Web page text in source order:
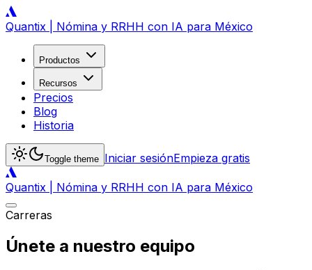
Quantix | Nómina y RRHH con IA para México
Productos
Recursos
Precios
Blog
Historia
Toggle theme Iniciar sesiónEmpieza gratis
Quantix | Nómina y RRHH con IA para México
Carreras
Únete a nuestro equipo